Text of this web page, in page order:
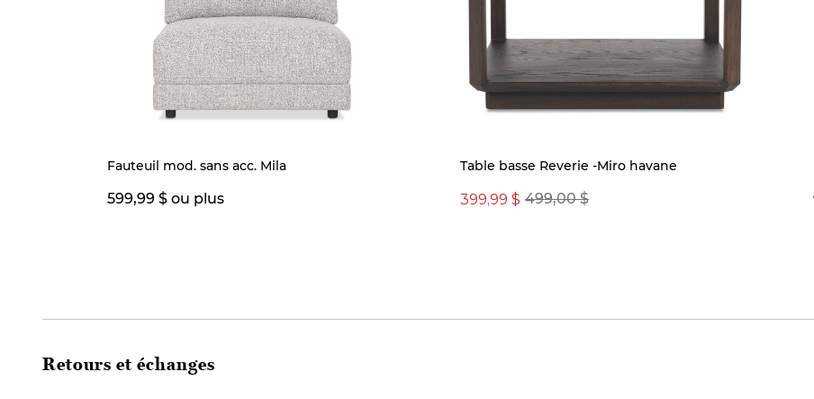
Fauteuil mod. sans acc. Mila
599,99 $ ou plus
Table basse Reverie -Miro havane
499,00 $
399,99 $
Retours et échanges